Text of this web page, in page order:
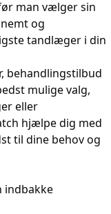
man vælger sin
og
tandlæger i din
behandlingstilbud
mulige valg,
eller
hjælpe dig med
til dine behov og
indbakke